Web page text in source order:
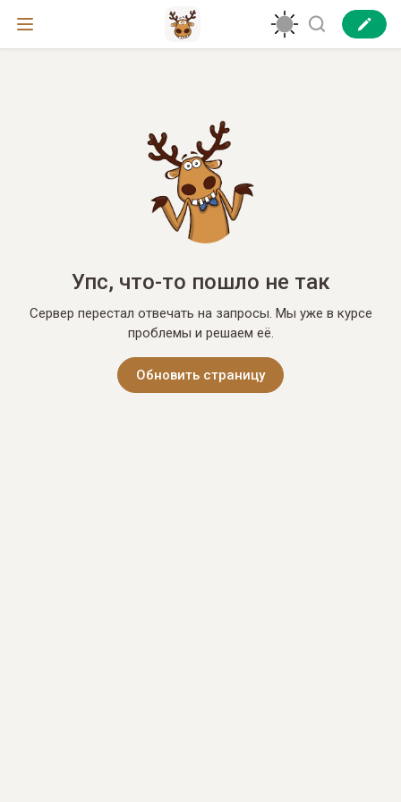
Упс, что-то пошло не так
Сервер перестал отвечать на запросы. Мы уже в курсе
проблемы и решаем её.
Обновить страницу